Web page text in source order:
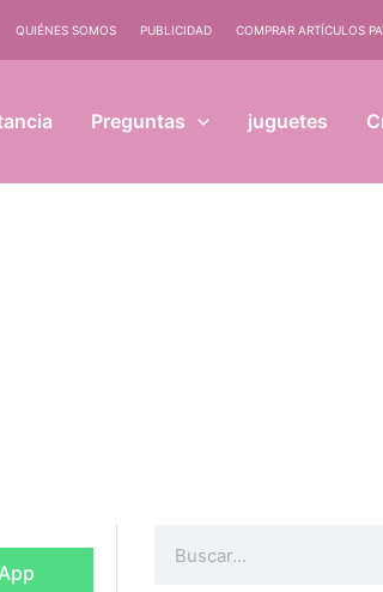
QUIÉNES SOMOS PUBLICIDAD COMPRAR ARTÍCULOS
Preguntas juguetes